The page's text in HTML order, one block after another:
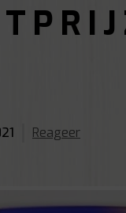
Reageer